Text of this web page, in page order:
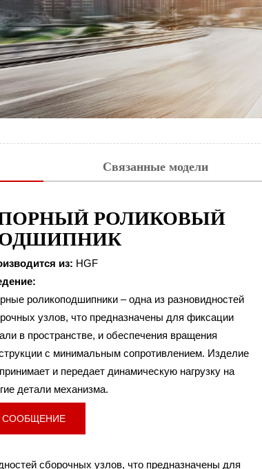
Связанные модели
РОЛИКОВЫЙ
из: HGF
роликоподшипники – одна из разновидностей
узлов, что предназначены для фиксации
в пространстве, и обеспечения вращения
с минимальным сопротивлением. Изделие
и передает динамическую нагрузку на
детали механизма.
СООБЩЕНИЕ
сборочных узлов, что предназначены для